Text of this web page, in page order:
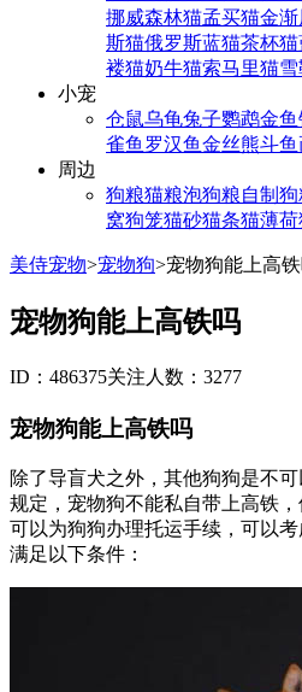
挪威森林猫孟买猫金渐
斯猫俄罗斯蓝猫茶杯猫
褛猫奶牛猫索马里猫
小宠
仓鼠乌龟兔子鹦鹉金鱼
雀鱼 罗汉鱼金丝熊斗鱼
周边
狗粮猫粮泡狗粮自制狗
窝狗笼猫砂猫条猫薄荷
美侍宠物>宠物狗>宠物狗能上高
宠物狗能上高铁吗
ID：486375关注人数：3277
宠物狗能上高铁吗
除了导盲犬之外，其他狗狗是不
规定，宠物狗不能私自带上高铁
可以为狗狗办理托运手续，可以
满足以下条件：